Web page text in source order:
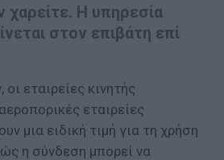
χαρείτε. Η υπηρεσία
στον επιβάτη επί
εταιρείες κινητής
εταιρείες
μια ειδική τιμή για τη χρήση
η σύνδεση μπορεί να